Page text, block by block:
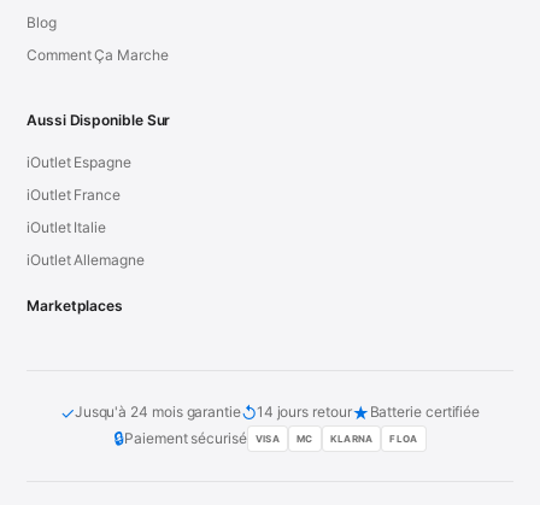
Blog
Comment Ça Marche
Aussi Disponible Sur
iOutlet Espagne
iOutlet France
iOutlet Italie
iOutlet Allemagne
Marketplaces
✓Jusqu'à 24 mois garantie↺14 jours retour★ Batterie certifiée
🔒Paiement sécurisé VISA MC KLARNA FLOA